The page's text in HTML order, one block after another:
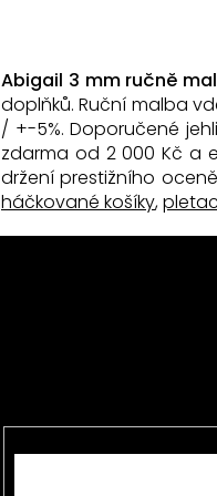
Abigail 3 mm ručně
doplňků. Ruční malba
/ +-5%. Doporučené
zdarma od 2 000 Kč a
držení prestižního
háčkované košíky,